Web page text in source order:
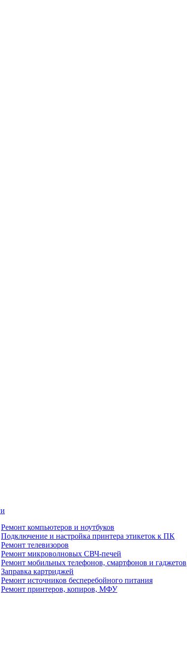
Ремонт компьютеров и ноутбуков
Подключение и настройка принтера этикеток к ПК
Ремонт телевизоров
Ремонт микроволновых СВЧ-печей
Ремонт мобильных телефонов, смартфонов и гаджетов
Заправка картриджей
Ремонт источников бесперебойного питания
Ремонт принтеров, копиров, МФУ